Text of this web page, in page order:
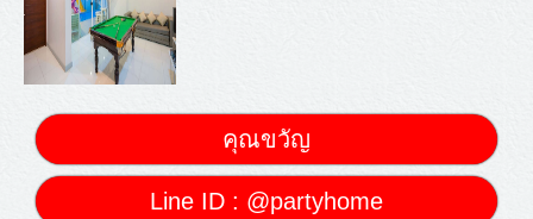
คุณขวัญ
Line ID : @partyhome